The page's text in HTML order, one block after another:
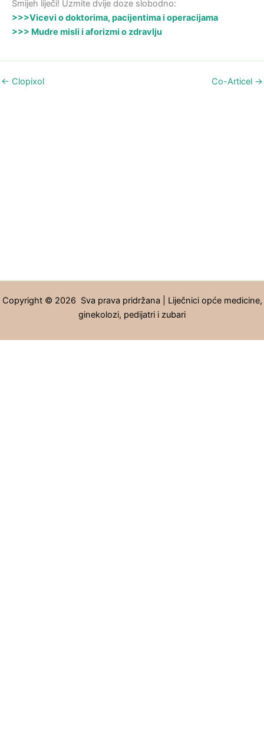
Smijeh liječi! Uzmite dvije doze slobodno:
>>>Vicevi o doktorima, pacijentima i operacijama
>>> Mudre misli i aforizmi o zdravlju
← Clopixol Co-Articel →
Copyright © 2026 Sva prava pridržana | Liječnici opće medicine,
ginekolozi, pedijatri i zubari